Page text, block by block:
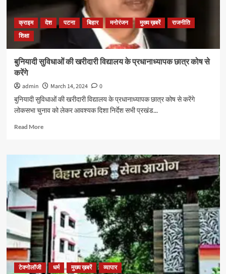
300
दिनों
तक
मिलेगा
सबकुछ
क्राइम देश पटना बिहार मनोरंजन मुख्य ख़बरें
राजनीति
शिक्षा
बुनियादी सुविधाओं की खरीदारी विद्यालय के प्रधानाध्यापक छात्र कोष से
करेंगे
admin March 14, 2024
0
बुनियादी सुविधाओं की खरीदारी विद्यालय के प्रधानाध्यापक छात्र कोष से करेंगे
लोकसभा चुनाव को लेकर आवश्यक दिशा निर्देश सभी प्रखंड...
Read MoreRead
बुनियादी
सुविधाओं
खरीदारी
विद्यालय
प्रधानाध्यापक
छात्र
कोष
से
करेंगे
टेक्नोलॉजी धर्म मुख्य ख़बरें व्यापार